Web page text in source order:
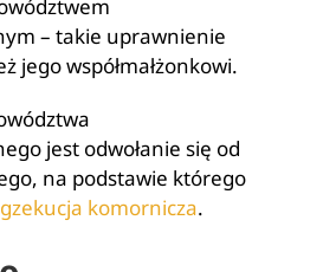
– takie uprawnienie
jego współmałżonkowi.
jest odwołanie się od
na podstawie którego
komornicza.